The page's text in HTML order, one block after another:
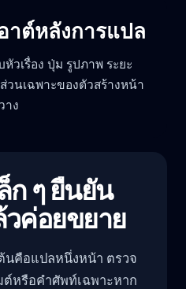
าต์หลังการแปล
วเรื่อง ปุ่ม รูปภาพ ระยะ
นเฉพาะของตัวสร้างหน้า
าง
ก ๆ ยืนยัน
ค่อยขยาย
นคือแปลหนึ่งหน้า ตรวจ
หรือคำศัพท์เฉพาะหาก